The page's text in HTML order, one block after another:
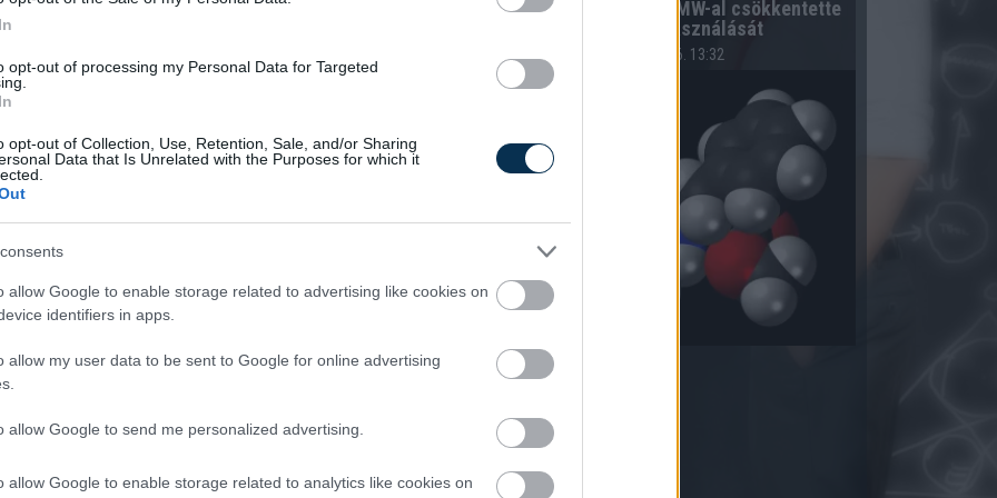
opt-out of processing my Personal Data for Targeted
opt-out of Collection, Use, Retention, Sale, and/or Sharing
Data that Is Unrelated with the Purposes for which it
allow Google to enable storage related to advertising like cookies on
identifiers in apps.
allow my user data to be sent to Google for online advertising
allow Google to send me personalized advertising.
allow Google to enable storage related to analytics like cookies on
kaptunk maguktól.
amikor itt voltak, másnap reggelre
a szakadékba. Azóta is rettentően
maguknak ezt a szekeret.
érte.
ezért aztán valami más megélhetés
mint a kecske volt. Magának
arra, hogy mivel volt egy kecském,
és energiámat. Amiatt a kecske
a szegénységgel. Pedig nem ez a méltó
A hazai vegyipar 200 MW-al csökkentette
energiafelhasználását
2026.08.06. 13:32